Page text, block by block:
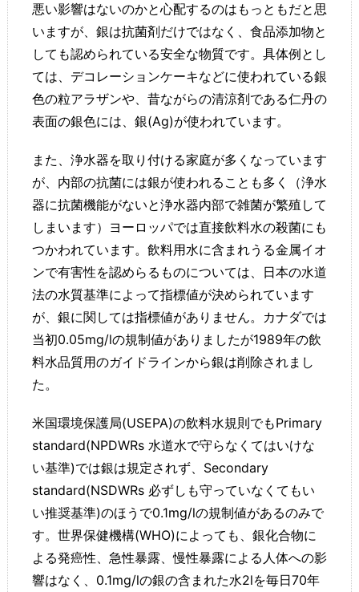
悪い影響はないのかと心配するのはもっともだと思
いますが、銀は抗菌剤だけではなく、食品添加物と
しても認められている安全な物質です。具体例とし
ては、デコレーションケーキなどに使われている銀
色の粒アラザンや、昔ながらの清涼剤である仁丹の
表面の銀色には、銀(Ag)が使われています。
また、浄水器を取り付ける家庭が多くなっています
が、内部の抗菌には銀が使われることも多く（浄水
器に抗菌機能がないと浄水器内部で雑菌が繁殖して
しまいます）ヨーロッパでは直接飲料水の殺菌にも
つかわれています。飲料用水に含まれうる金属イオ
ンで有害性を認めらるものについては、日本の水道
法の水質基準によって指標値が決められています
が、銀に関しては指標値がありません。カナダでは
当初0.05mg/lの規制値がありましたが1989年の飲
料水品質用のガイドラインから銀は削除されまし
た。
米国環境保護局(USEPA)の飲料水規則でもPrimary
standard(NPDWRs 水道水で守らなくてはいけな
い基準)では銀は規定されず、Secondary
standard(NSDWRs 必ずしも守っていなくてもい
い推奨基準)のほうで0.1mg/lの規制値があるのみで
す。世界保健機構(WHO)によっても、銀化合物に
よる発癌性、急性暴露、慢性暴露による人体への影
響はなく、0.1mg/lの銀の含まれた水2lを毎日70年